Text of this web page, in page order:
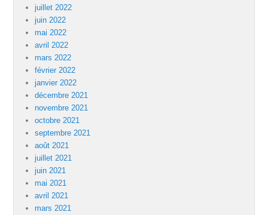
juillet 2022
juin 2022
mai 2022
avril 2022
mars 2022
février 2022
janvier 2022
décembre 2021
novembre 2021
octobre 2021
septembre 2021
août 2021
juillet 2021
juin 2021
mai 2021
avril 2021
mars 2021